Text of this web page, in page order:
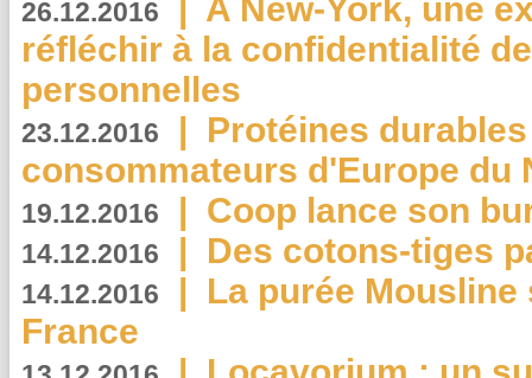
26.12.2016 | A New-York, une
réfléchir à la confidentialité
personnelles
23.12.2016 | Protéines
consommateurs d'Europe du
19.12.2016 | Coop lance son
14.12.2016 | Des cotons-tiges
14.12.2016 | La purée
France